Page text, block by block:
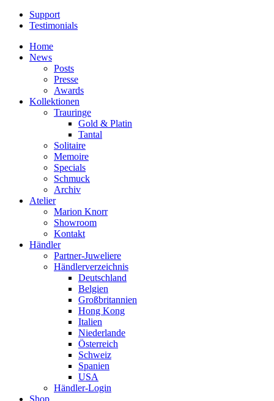
Support
Testimonials
Home
News
Posts
Presse
Awards
Kollektionen
Trauringe
Gold & Platin
Tantal
Solitaire
Memoire
Specials
Schmuck
Archiv
Atelier
Marion Knorr
Showroom
Kontakt
Händler
Partner-Juweliere
Händlerverzeichnis
Deutschland
Belgien
Großbritannien
Hong Kong
Italien
Niederlande
Österreich
Schweiz
Spanien
USA
Händler-Login